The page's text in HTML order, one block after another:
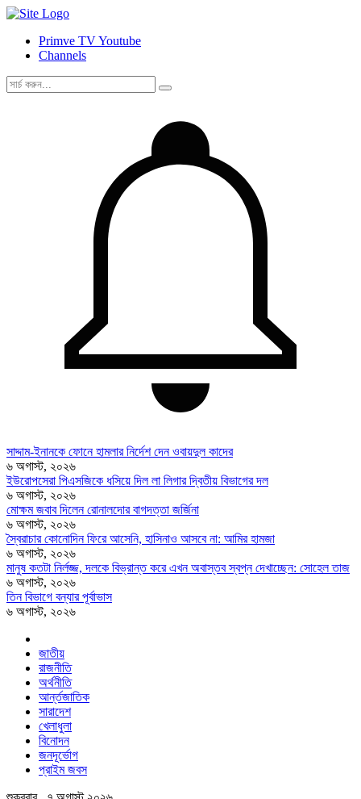
Primve TV Youtube
Channels
সাদ্দাম-ইনানকে ফোনে হামলার নির্দেশ দেন ওবায়দুল কাদের
৬ অগাস্ট, ২০২৬
ইউরোপসেরা পিএসজিকে ধসিয়ে দিল লা লিগার দ্বিতীয় বিভাগের দল
৬ অগাস্ট, ২০২৬
মোক্ষম জবাব দিলেন রোনালদোর বাগদত্তা জর্জিনা
৬ অগাস্ট, ২০২৬
স্বৈরাচার কোনোদিন ফিরে আসেনি, হাসিনাও আসবে না: আমির হামজা
৬ অগাস্ট, ২০২৬
মানুষ কতটা নির্লজ্জ, দলকে বিভ্রান্ত করে এখন অবাস্তব স্বপ্ন দেখাচ্ছেন: সোহেল তাজ
৬ অগাস্ট, ২০২৬
তিন বিভাগে বন্যার পূর্বাভাস
৬ অগাস্ট, ২০২৬
জাতীয়
রাজনীতি
অর্থনীতি
আর্ন্তজাতিক
সারাদেশ
খেলাধুলা
বিনোদন
জনদূর্ভোগ
প্রাইম জবস